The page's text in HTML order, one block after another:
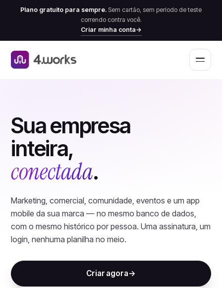
Plano gratuito para sempre. Sem cartão, sem período de teste
correndo contra você.
Criar minha conta→
Abrir
Sua empresa
inteira,
conectada.
Marketing, comercial, comunidade, eventos e um app
mobile da sua marca — no mesmo banco de dados,
com o mesmo histórico por pessoa. Uma assinatura, um
login, nenhuma planilha no meio.
Criar agora→